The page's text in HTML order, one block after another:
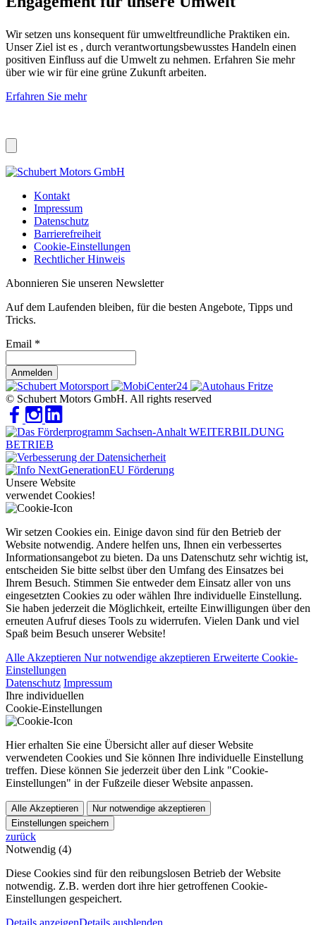
Wir setzen uns konsequent für umweltfreundliche Praktiken ein.
Unser Ziel ist es , durch verantwortungsbewusstes Handeln einen
positiven Einfluss auf die Umwelt zu nehmen. Erfahren Sie mehr
über wie wir für eine grüne Zukunft arbeiten.
Erfahren Sie mehr
Kontakt
Impressum
Datenschutz
Barrierefreiheit
Cookie-Einstellungen
Rechtlicher Hinweis
Abonnieren Sie unseren Newsletter
Auf dem Laufenden bleiben, für die besten Angebote, Tipps und
Tricks.
Email *
Anmelden
© Schubert Motors GmbH. All rights reserved
Unsere Website
verwendet Cookies!
Wir setzen Cookies ein. Einige davon sind für den Betrieb der
Website notwendig. Andere helfen uns, Ihnen ein verbessertes
Informationsangebot zu bieten. Da uns Datenschutz sehr wichtig ist,
entscheiden Sie bitte selbst über den Umfang des Einsatzes bei
Ihrem Besuch. Stimmen Sie entweder dem Einsatz aller von uns
eingesetzten Cookies zu oder wählen Ihre individuelle Einstellung.
Sie haben jederzeit die Möglichkeit, erteilte Einwilligungen über den
erneuten Aufruf dieses Tools zu widerrufen. Vielen Dank und viel
Spaß beim Besuch unserer Website!
Alle Akzeptieren Nur notwendige akzeptieren Erweiterte Cookie-
Einstellungen
Datenschutz Impressum
Ihre individuellen
Cookie-Einstellungen
Hier erhalten Sie eine Übersicht aller auf dieser Website
verwendeten Cookies und Sie können Ihre individuelle Einstellung
treffen. Diese können Sie jederzeit über den Link "Cookie-
Einstellungen" in der Fußzeile dieser Website anpassen.
Alle Akzeptieren
Nur notwendige akzeptieren
Einstellungen speichern
zurück
Notwendig (4)
Diese Cookies sind für den reibungslosen Betrieb der Website
notwendig. Z.B. werden dort ihre hier getroffenen Cookie-
Einstellungen gespeichert.
Details anzeigenDetails ausblenden